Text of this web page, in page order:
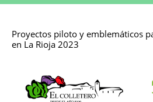
Proyectos piloto y emblemáticos
en La Rioja 2023